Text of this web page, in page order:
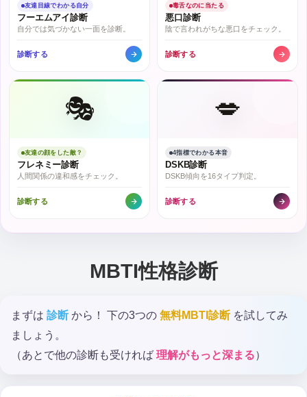
友達目線でわかる自分
フーエムアイ診断
自分では気づかない一面を診断。
診断する
毒舌なのに当たる
悪口診断
陰で言われがちな悪口をチェック。
診断する
🎭
友達の顔をした敵？
フレネミー診断
人間関係の違和感をチェック。
診断する
💋
4指標でわかる本音
DSKB診断
DSKB傾向を16タイプ判定。
診断する
MBTI性格診断
まずは 診断 から！ 下の3つの 無料MBTI診断を試してみ
ましょう。
（あとで他の診断も受ければ 理解がもっと深まる）